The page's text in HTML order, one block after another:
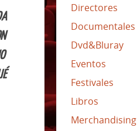
Directores
Documentales
Dvd&Bluray
Eventos
Festivales
Libros
Merchandising